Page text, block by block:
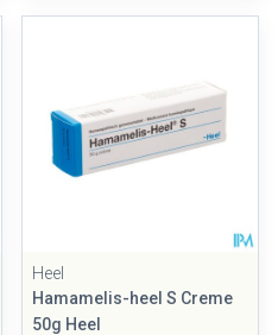
Heel
Hamamelis-heel S Creme
50g Heel